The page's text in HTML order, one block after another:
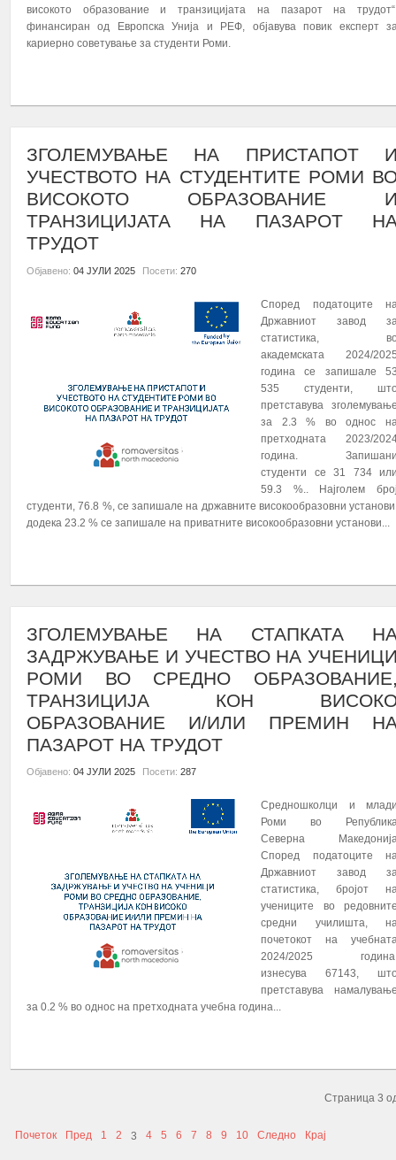
високото образование и транзицијата на пазарот на
финансиран од Европска Унија и РЕФ, објавува повик експерт
кариерно советување за студенти Роми.
ЗГОЛЕМУВАЊЕ НА ПРИСТАПОТ
УЧЕСТВОТО НА СТУДЕНТИТЕ РОМИ
ВИСОКОТО ОБРАЗОВАНИЕ
ТРАНЗИЦИЈАТА НА ПАЗАРОТ
ТРУДОТ
Објавено: 04 ЈУЛИ 2025 Посети: 270
Според податоците
Државниот завод
статистика,
академската 2024/
година се запишале
535 студенти,
претставува
за 2.3 % во однос
претходната 2023/
година.
студенти се 31 734
59.3 %.. Најголем
студенти, 76.8 %, се запишале на државните високообразовни
додека 23.2 % се запишале на приватните високообразовни установи...
ЗГОЛЕМУВАЊЕ НА СТАПКАТА
ЗАДРЖУВАЊЕ И УЧЕСТВО НА
РОМИ ВО СРЕДНО
ТРАНЗИЦИЈА КОН
ОБРАЗОВАНИЕ И/ИЛИ ПРЕМИН
ПАЗАРОТ НА ТРУДОТ
Објавено: 04 ЈУЛИ 2025 Посети: 287
Средношколци и
Роми во
Северна
Според податоците
Државниот завод
статистика, бројот
учениците во
средни училишта,
почетокот на
2024/2025
изнесува 67143,
претставува
за 0.2 % во однос на претходната учебна година...
Страница 3
Почеток Пред 1 2 3 4 5 6 7 8 9 10 Следно Крај